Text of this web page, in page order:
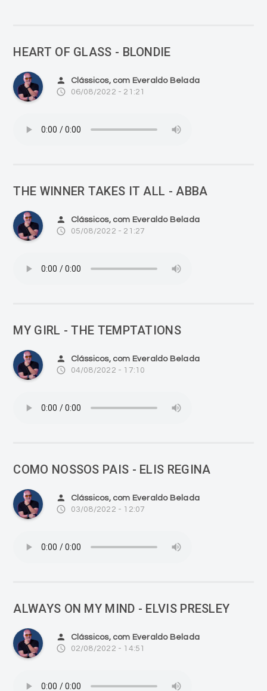
HEART OF GLASS - BLONDIE
person Clássicos, com Everaldo Belada
access_time 06/08/2022 - 21:21
THE WINNER TAKES IT ALL - ABBA
person Clássicos, com Everaldo Belada
access_time 05/08/2022 - 21:27
MY GIRL - THE TEMPTATIONS
person Clássicos, com Everaldo Belada
access_time 04/08/2022 - 17:10
COMO NOSSOS PAIS - ELIS REGINA
person Clássicos, com Everaldo Belada
access_time 03/08/2022 - 12:07
ALWAYS ON MY MIND - ELVIS PRESLEY
person Clássicos, com Everaldo Belada
access_time 02/08/2022 - 14:51